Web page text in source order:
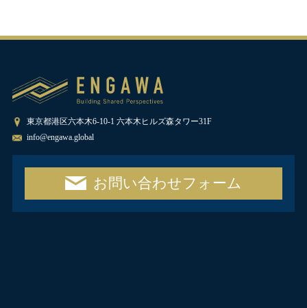
東京都港区六本木6-10-1 六本木ヒルズ森タワー31F
info@engawa.global
お問い合わせフォーム